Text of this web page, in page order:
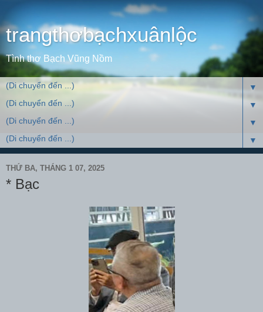
trangthơbạchxuânlộc
Tình thơ Bạch Vũng Nồm
▼
▼
▼
▼
THỨ BA, THÁNG 1 07, 2025
* Bạc